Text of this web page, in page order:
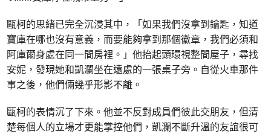
甌柯的思緒已完全沉浸其中，「如果我們沒拿到鑰匙，知道
寶庫在哪也沒有意義，而要能夠拿到那個徽章，我們必須和
阿庫爾身處在同一間房裡。」他抬起頭環視整間屋子，尋找
安妮，發現她和凱瀾坐在遠處的一張桌子旁。自從火車那件
事之後，他們倆幾乎形影不離。
甌柯的表情沉了下來。他並不反對成員們彼此交朋友，但清
楚每個人的立場才更能掌控他們，凱瀾不斷升溫的友誼很可